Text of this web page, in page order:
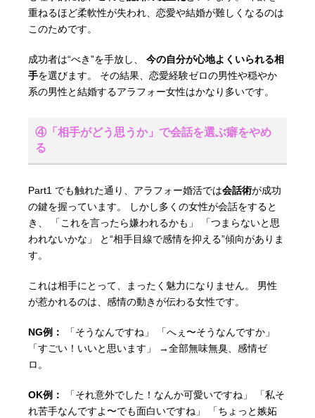
重ねるほど柔軟性が失われ、恋愛や結婚が難しくなるのは
このためです。
成功者は“べき”を手放し、今の自分が心地よくいられる相
手を選びます。 その結果、恋愛経験ゼロの男性や穏やか
系の男性と結婚するアラフォー女性はかなり多いです。
④「相手がどう思うか」で会話を選ぶ癖をやめ
る
Part1 でも触れた通り、アラフォー婚活では会話術が成功
の鍵を握っています。 しかし多くの女性が会話をすると
き、 「これを言ったら嫌われるかも」 「つまらないと思
われないかな」 と“相手目線で感情を抑える”傾向がありま
す。
これは相手にとって、まったく魅力になりません。 男性
が惹かれるのは、感情の動きが伝わる女性です。
NG例：
「そうなんですね」 「へぇ〜そうなんですか」
「すごい！いいと思います」 →全部無味無臭、感情ゼ
ロ。
OK例：
「それ意外でした！なんか可愛いですね」 「私そ
れ苦手なんですよ〜でも面白いですね」 「ちょっと嫉妬